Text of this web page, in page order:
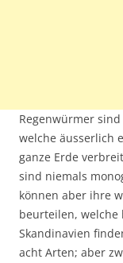
Regenwürmer
welche äusserlich
ganze Erde
sind niemals
können aber ihre
beurteilen, welche
Skandinavien
acht Arten; aber